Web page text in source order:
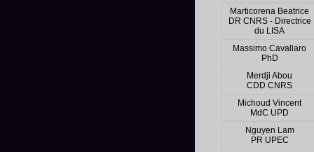
Marticorena Beatrice
DR CNRS - Directrice
du LISA
Massimo Cavallaro
PhD
Merdji Abou
CDD CNRS
Michoud Vincent
MdC UPD
Nguyen Lam
PR UPEC